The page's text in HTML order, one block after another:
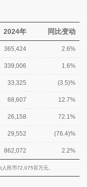
2024年 同比变动
365,424 2.6%
339,006 1.6%
33,325 (3.5)%
68,607 12.7%
26,158 72.1%
29,552 (76.4)%
862,072 2.2%
民币72,075百万元。